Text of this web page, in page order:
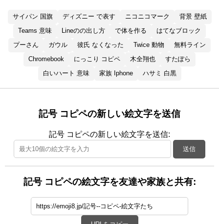
サイパン 国旗 ディズニー で表す ニコニコマーク
背景 壁紙
Teams 意味
Lineのの出し方 で体を作る
はてなブロック
プーさん
ガウル 彼氏 なくなった Twice 動物
無料ライン
Chromebook
にっこり コピペ 木全翔也
すたぽら
白いハート 意味
家族 Iphone ハサミ 白黒
記号 コピペの新しい絵文字を送信
記号 コピペの新しい絵文字を送信:
送信
記号 コピペの絵文字を友達や家族と共有: